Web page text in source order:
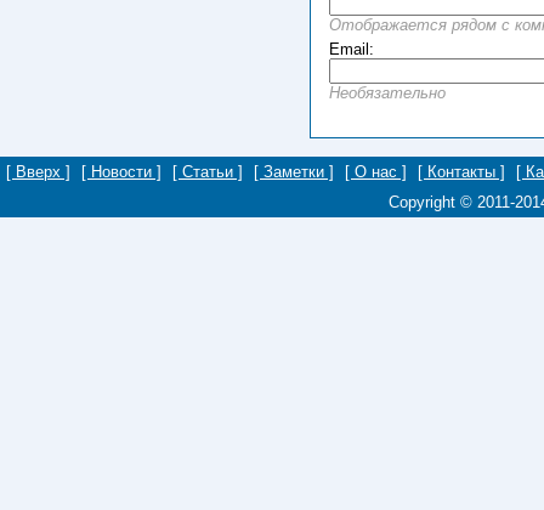
Отображается рядом с
Email:
Необязательно
[ Вверх ] [ Новости ] [ Статьи ] [ Заметки ] [ О нас ] [ Контакты ]
[
Copyright © 2011-